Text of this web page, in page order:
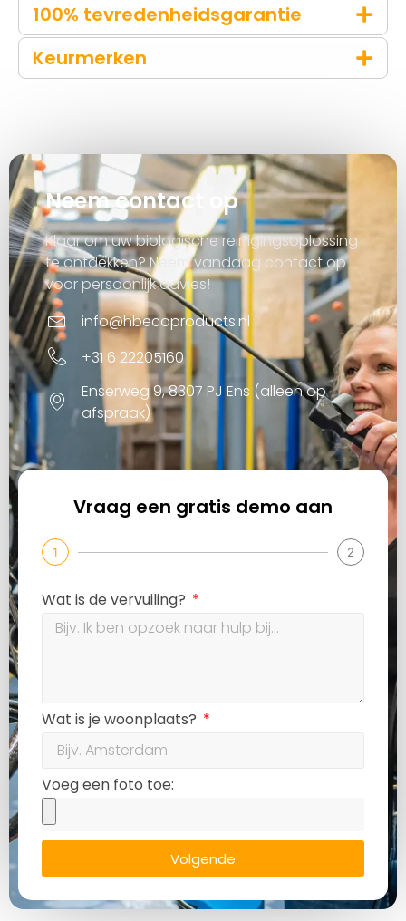
100% tevredenheidsgarantie
Keurmerken
Neem contact op
Klaar om uw biologische reinigingsoplossing
te ontdekken? Neem vandaag contact op
voor persoonlijk advies!
info@hbecoproducts.nl
+31 6 22205160
Enserweg 9, 8307 PJ Ens (alleen op
afspraak)
Vraag een gratis demo aan
1 2
Wat is de vervuiling?
Wat is je woonplaats?
Voeg een foto toe:
Volgende